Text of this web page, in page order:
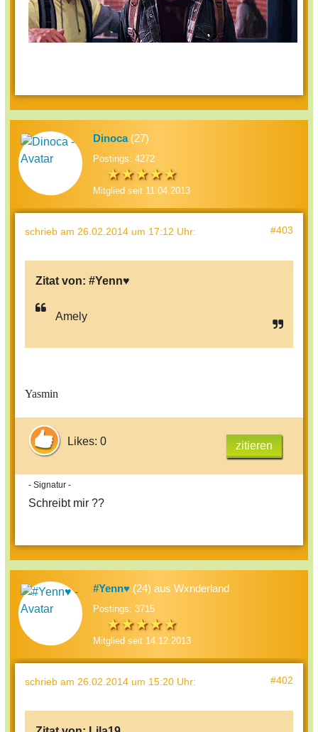
Dinoca(27)
Postings: 4272
Mitglied seit 11.04.2013
schrieb am 26.02.2014 um 17:12 Uhr: #403
Zitat von: #Yenn♥
Amely
Yasmin
Likes: 0 zitieren
- Signatur -
Schreibt mir ??
#Yenn♥ (24) aus Wxnderland
Postings: 3715
Mitglied seit 14.12.2013
schrieb am 26.02.2014 um 15:20 Uhr: #402